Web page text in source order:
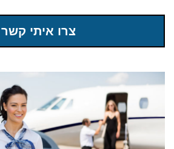
צרו איתי קשר